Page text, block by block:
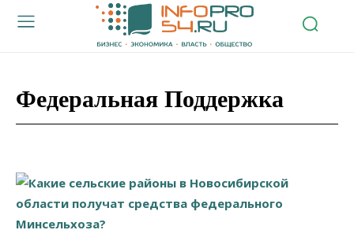
Федеральная Поддержка